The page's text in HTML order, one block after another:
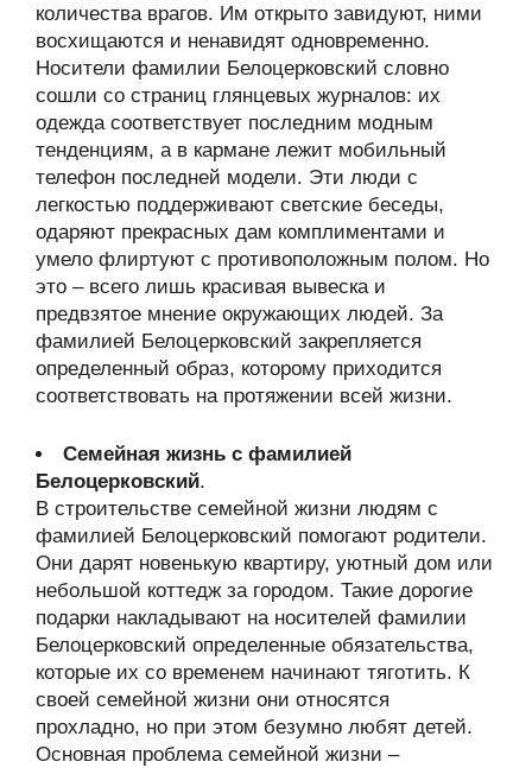
количества врагов. Им открыто завидуют, ними
восхищаются и ненавидят одновременно.
Носители фамилии Белоцерковский словно
сошли со страниц глянцевых журналов: их
одежда соответствует последним модным
тенденциям, а в кармане лежит мобильный
телефон последней модели. Эти люди с
легкостью поддерживают светские беседы,
одаряют прекрасных дам комплиментами и
умело флиртуют с противоположным полом. Но
это – всего лишь красивая вывеска и
предвзятое мнение окружающих людей. За
фамилией Белоцерковский закрепляется
определенный образ, которому приходится
соответствовать на протяжении всей жизни.
Семейная жизнь с фамилией
Белоцерковский.
В строительстве семейной жизни людям с
фамилией Белоцерковский помогают родители.
Они дарят новенькую квартиру, уютный дом или
небольшой коттедж за городом. Такие дорогие
подарки накладывают на носителей фамилии
Белоцерковский определенные обязательства,
которые их со временем начинают тяготить. К
своей семейной жизни они относятся
прохладно, но при этом безумно любят детей.
Основная проблема семейной жизни –